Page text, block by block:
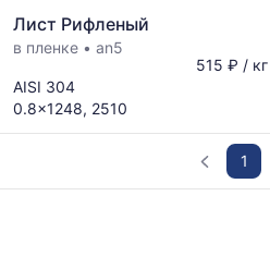
Лист Рифленый
в пленке • an5
AISI 304
0.8x1248, 2510
515 ₽ / кг
1